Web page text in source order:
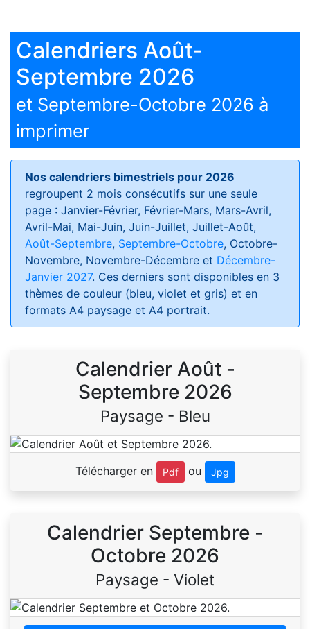
Calendriers Août-
Septembre 2026
et Septembre-Octobre 2026 à
imprimer
Nos calendriers bimestriels pour 2026
regroupent 2 mois consécutifs sur une seule
page : Janvier-Février, Février-Mars, Mars-Avril,
Avril-Mai, Mai-Juin, Juin-Juillet, Juillet-Août,
Août-Septembre, Septembre-Octobre, Octobre-
Novembre, Novembre-Décembre et Décembre-
Janvier 2027. Ces derniers sont disponibles en 3
thèmes de couleur (bleu, violet et gris) et en
formats A4 paysage et A4 portrait.
Calendrier Août -
Septembre 2026
Paysage - Bleu
Télécharger en Pdf ou Jpg
Calendrier Septembre -
Octobre 2026
Paysage - Violet